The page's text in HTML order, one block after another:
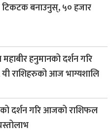
टिकटक बनाउनुस्, ५० हजार
हनुमानको दर्शन गरि
राशिहरुको आज भाग्यशालि
दर्शन गरि आजको राशिफल